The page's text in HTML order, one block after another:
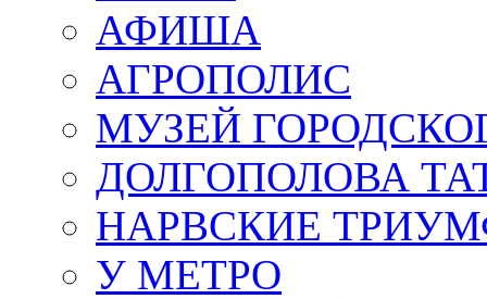
АФИША
АГРОПОЛИС
МУЗЕЙ
ДОЛГОПОЛОВА
НАРВСКИЕ
У МЕТРО